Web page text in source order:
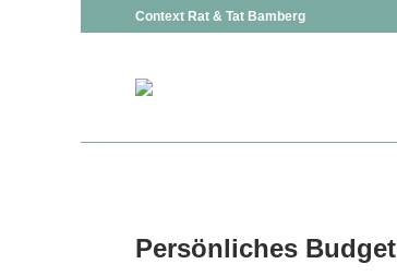
Context Rat & Tat Bamberg
Persönliches Budget